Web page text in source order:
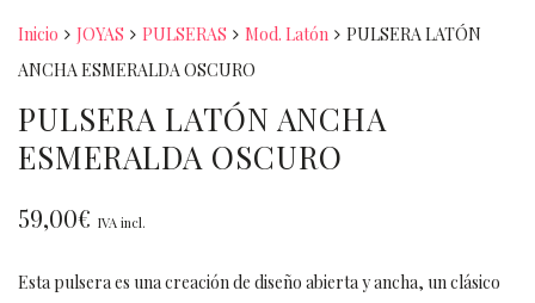
Inicio JOYAS PULSERAS Mod. Latón
PULSERA LATÓN
ANCHA ESMERALDA OSCURO
PULSERA LATÓN ANCHA
ESMERALDA OSCURO
59,00€ IVA incl.
Esta pulsera es una creación de diseño abierta y ancha, un clásico